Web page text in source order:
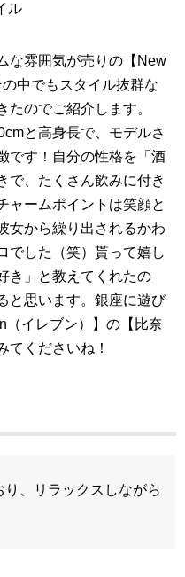
ル
な雰囲気が売りの【New
中でもスタイル抜群な
たのでご紹介します。
と高身長で、モデルさ
です！自分の性格を「酒
で、たくさん飲みに付き
ャームポイントは笑顔と
女から繰り出されるかわ
でした（笑）貰って嬉し
き」と教えてくれたの
と思います。銀座に遊び
（イレブン）】の【比奈
てくださいね！
、リラックスしながら